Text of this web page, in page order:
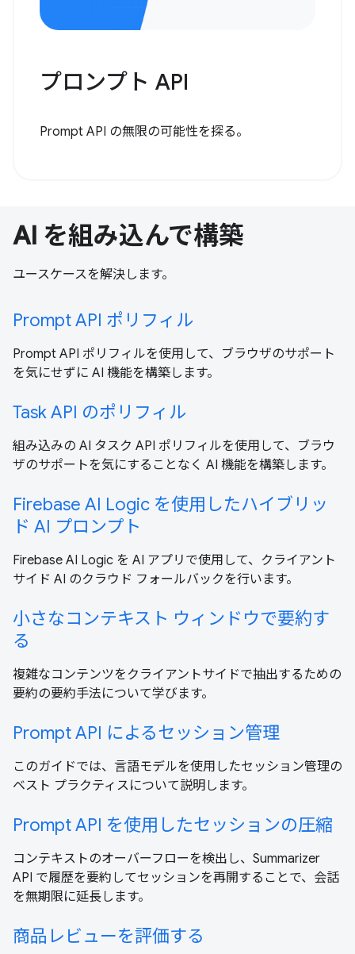
プロンプト API
Prompt API の無限の可能性を探る。
AI を組み込んで構築
ユースケースを解決します。
Prompt API ポリフィル
Prompt API ポリフィルを使用して、ブラウザのサポート
を気にせずに AI 機能を構築します。
Task API のポリフィル
組み込みの AI タスク API ポリフィルを使用して、ブラウ
ザのサポートを気にすることなく AI 機能を構築します。
Firebase AI Logic を使用したハイブリッ
ド AI プロンプト
Firebase AI Logic を AI アプリで使用して、クライアント
サイド AI のクラウド フォールバックを行います。
小さなコンテキスト ウィンドウで要約す
る
複雑なコンテンツをクライアントサイドで抽出するための
要約の要約手法について学びます。
Prompt API によるセッション管理
このガイドでは、言語モデルを使用したセッション管理の
ベスト プラクティスについて説明します。
Prompt API を使用したセッションの圧縮
コンテキストのオーバーフローを検出し、Summarizer
API で履歴を要約してセッションを再開することで、会話
を無期限に延長します。
商品レビューを評価する